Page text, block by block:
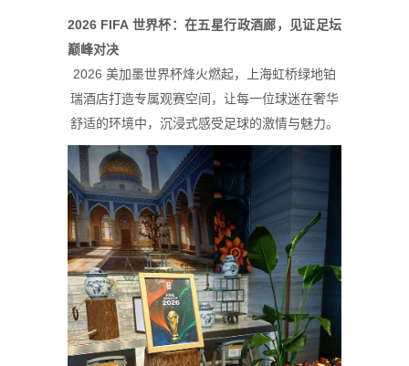
2026 FIFA 世界杯：在五星行政酒廊，见证足坛
巅峰对决
2026 美加墨世界杯烽火燃起，上海虹桥绿地铂
瑞酒店打造专属观赛空间，让每一位球迷在奢华
舒适的环境中，沉浸式感受足球的激情与魅力。